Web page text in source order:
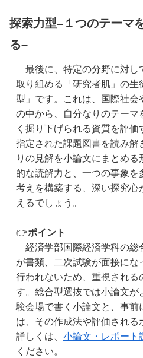
探索力型– １つのテーマ
る–
最後に、特定の分野に対し
取り組める「研究者肌」の生
型」です。これは、国際社会
の中から、自分なりのテーマ
く掘り下げられる資質を評
指定された課題図書を読み解
りの見解を小論文にまとめ
的な読解力と、一つの事象
考えを構築する、深い探究
えるでしょう。
👉ポイント
経済学部国際経済学科の総
が書類、二次試験が面接に
行われないため、重視され
す。総合型選抜では小論文
験会場で書く小論文と、事前
は、その作成法や評価される
詳しくは、 小論文・レポー
ください。